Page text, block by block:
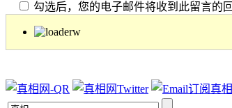
勾选后，您的电子邮件将收到此留言的回